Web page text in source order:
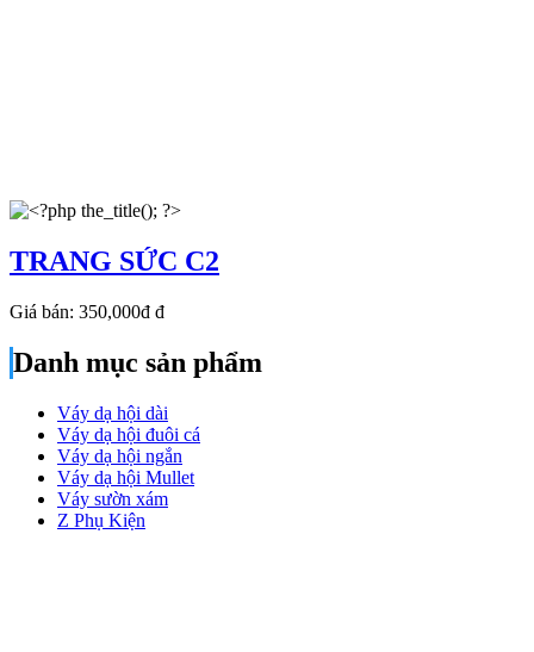
TRANG SỨC C2
Giá bán: 350,000đ đ
Danh mục sản phẩm
Váy dạ hội dài
Váy dạ hội đuôi cá
Váy dạ hội ngắn
Váy dạ hội Mullet
Váy sườn xám
Z Phụ Kiện